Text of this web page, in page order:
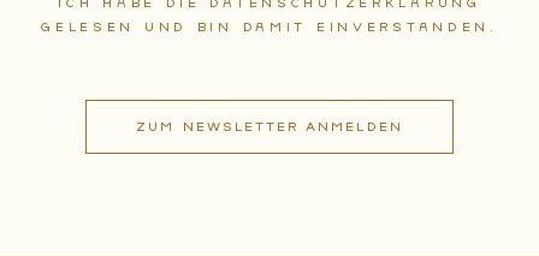
Ich habe die Datenschutzerklärung
gelesen und bin damit einverstanden.